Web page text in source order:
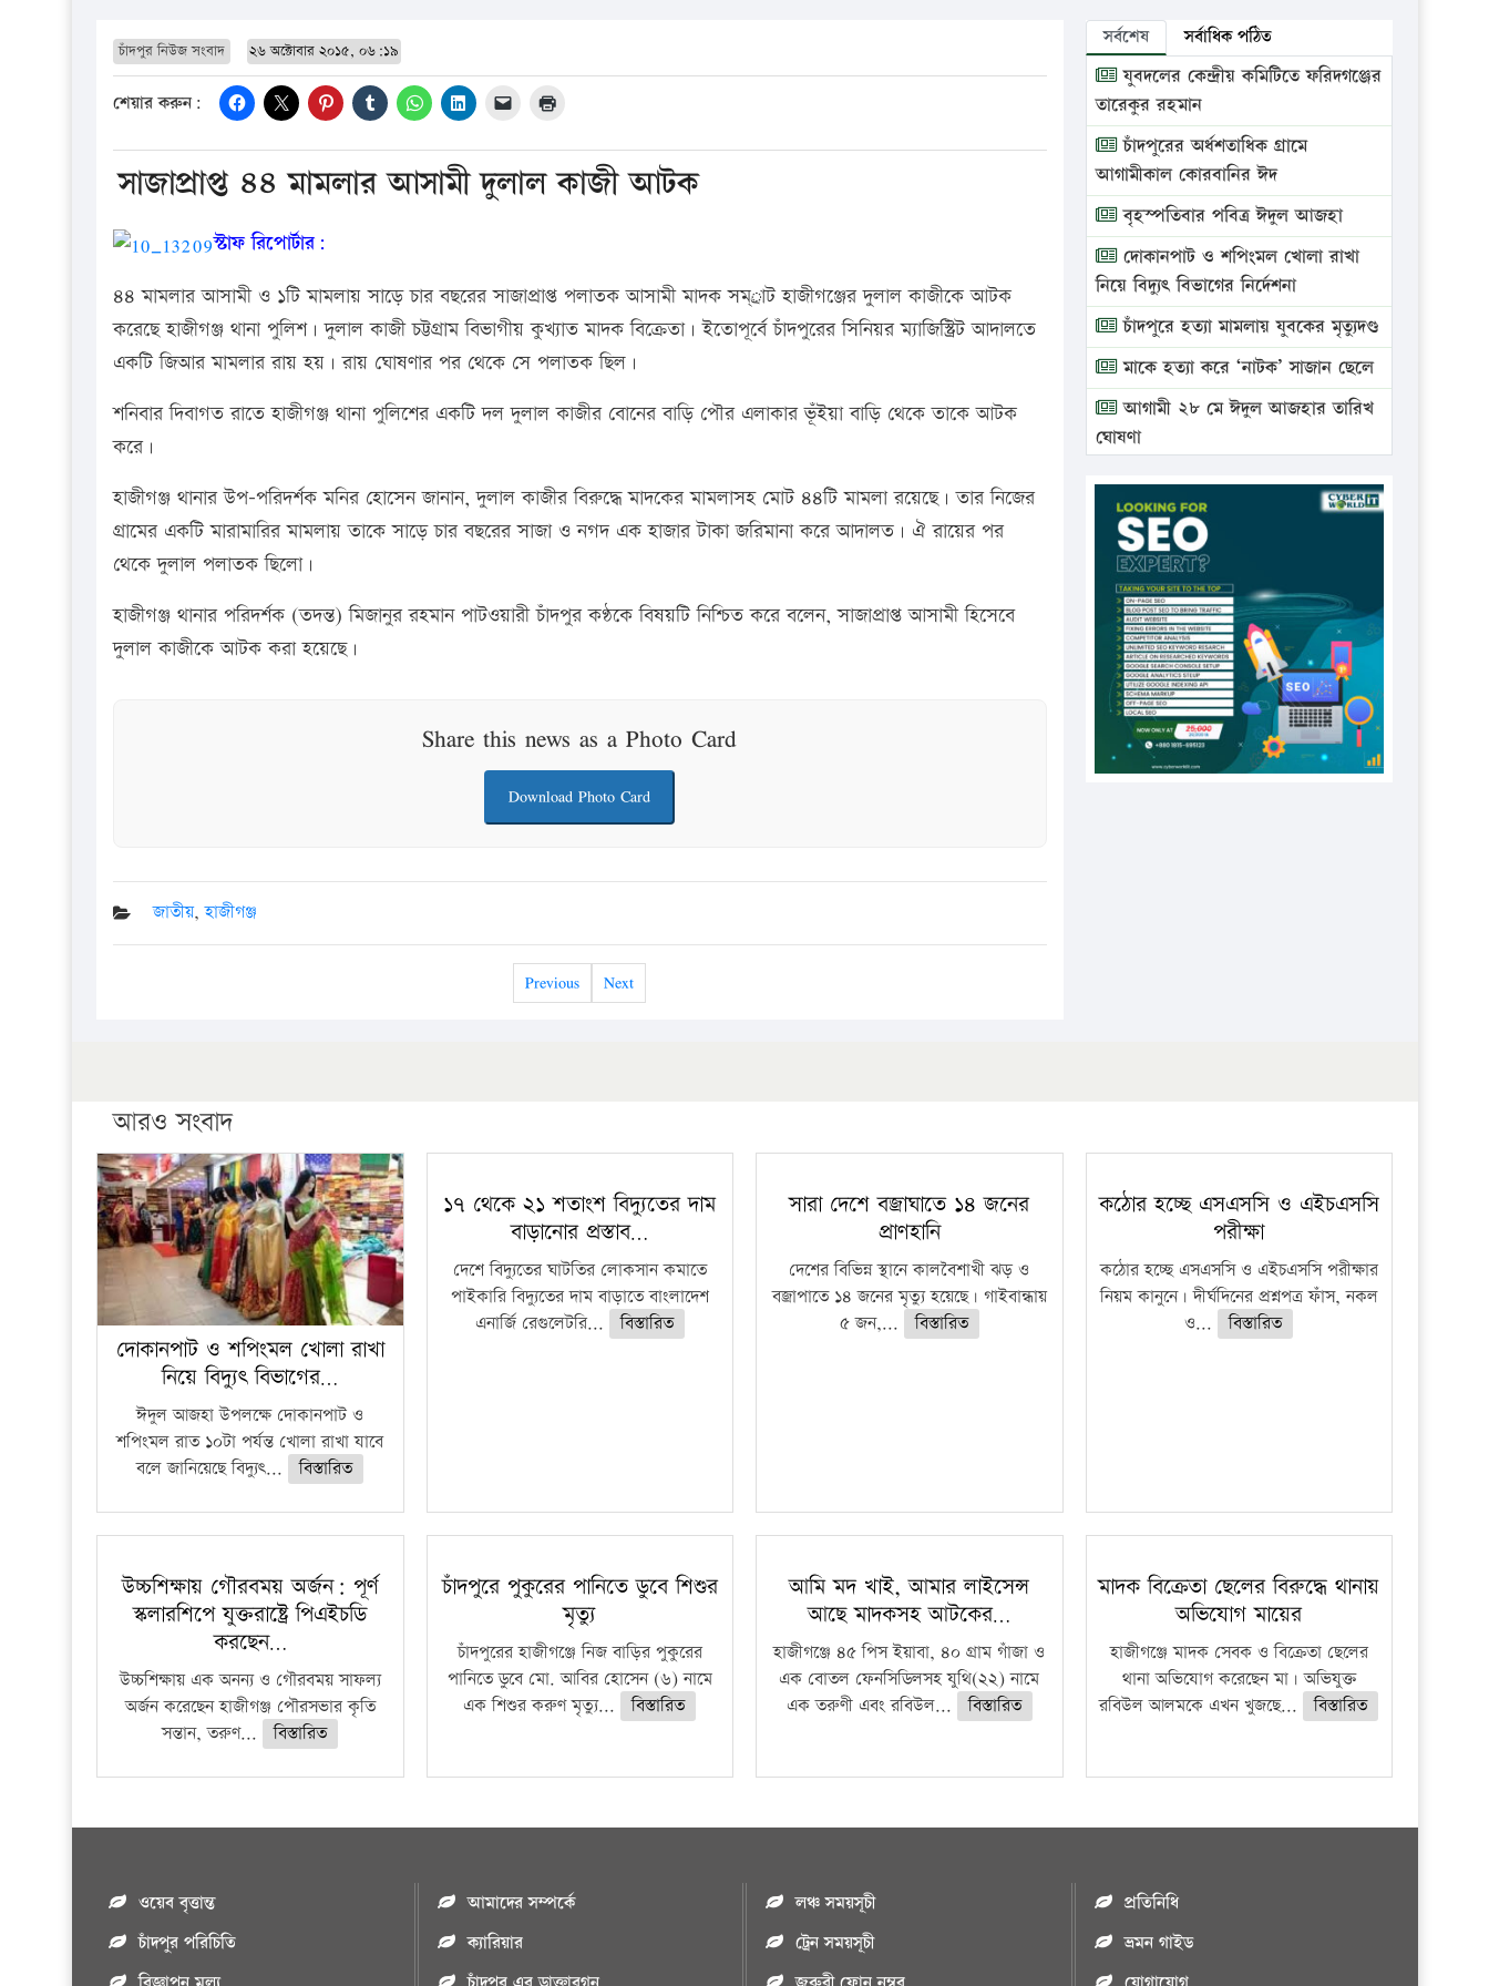
চাঁদপুর নিউজ সংবাদ ২৬ অক্টোবার ২০১৫, ০৬:১৯
শেয়ার করুন:
সাজাপ্রাপ্ত ৪৪ মামলার আসামী দুলাল কাজী আটক
স্টাফ রিপোর্টার:
৪৪ মামলার আসামী ও ১টি মামলায় সাড়ে চার বছরের সাজাপ্রাপ্ত পলাতক আসামী মাদক সম্্রাট হাজীগঞ্জের দুলাল কাজীকে আটক
করেছে হাজীগঞ্জ থানা পুলিশ। দুলাল কাজী চট্টগ্রাম বিভাগীয় কুখ্যাত মাদক বিক্রেতা। ইতোপূর্বে চাঁদপুরের সিনিয়র ম্যাজিস্ট্রিট আদালতে
একটি জিআর মামলার রায় হয়। রায় ঘোষণার পর থেকে সে পলাতক ছিল।
শনিবার দিবাগত রাতে হাজীগঞ্জ থানা পুলিশের একটি দল দুলাল কাজীর বোনের বাড়ি পৌর এলাকার ভূঁইয়া বাড়ি থেকে তাকে আটক
করে।
হাজীগঞ্জ থানার উপ-পরিদর্শক মনির হোসেন জানান, দুলাল কাজীর বিরুদ্ধে মাদকের মামলাসহ মোট ৪৪টি মামলা রয়েছে। তার নিজের
গ্রামের একটি মারামারির মামলায় তাকে সাড়ে চার বছরের সাজা ও নগদ এক হাজার টাকা জরিমানা করে আদালত। ঐ রায়ের পর
থেকে দুলাল পলাতক ছিলো।
হাজীগঞ্জ থানার পরিদর্শক (তদন্ত) মিজানুর রহমান পাটওয়ারী চাঁদপুর কণ্ঠকে বিষয়টি নিশ্চিত করে বলেন, সাজাপ্রাপ্ত আসামী হিসেবে
দুলাল কাজীকে আটক করা হয়েছে।
Share this news as a Photo Card
Download Photo Card
জাতীয়,হাজীগঞ্জ
Previous Next
সর্বশেষ সর্বাধিক পঠিত
যুবদলের কেন্দ্রীয় কমিটিতে ফরিদগঞ্জের
তারেকুর রহমান
চাঁদপুরের অর্ধশতাধিক গ্রামে
আগামীকাল কোরবানির ঈদ
বৃহস্পতিবার পবিত্র ঈদুল আজহা
দোকানপাট ও শপিংমল খোলা রাখা
নিয়ে বিদ্যুৎ বিভাগের নির্দেশনা
চাঁদপুরে হত্যা মামলায় যুবকের মৃত্যুদণ্ড
মাকে হত্যা করে ‘নাটক’ সাজান ছেলে
আগামী ২৮ মে ঈদুল আজহার তারিখ
ঘোষণা
ভ্রাম্যমাণ আদালতে দুইটি প্রতিষ্ঠানকে
প্রতিষ্ঠানকে ৪০হাজার টাকা জরিমানা।
এবার লঞ্চের ভাড়া বাড়ল
১৭ থেকে ২১ শতাংশ বিদ্যুতের দাম
বাড়ানোর প্রস্তাব পিডিবির
১৬ মে চাঁদপুর ও ২৫ মে ফেনী সফরে
যাবেন প্রধানমন্ত্রী
উচ্চশিক্ষায় গৌরবময় অর্জন: পূর্ণ
স্কলারশিপে যুক্তরাষ্ট্রে পিএইচডি করছেন
আরও সংবাদ
দোকানপাট ও শপিংমল খোলা রাখা
নিয়ে বিদ্যুৎ বিভাগের…
ঈদুল আজহা উপলক্ষে দোকানপাট ও
শপিংমল রাত ১০টা পর্যন্ত খোলা রাখা যাবে
বলে জানিয়েছে বিদ্যুৎ...
বিস্তারিত
১৭ থেকে ২১ শতাংশ বিদ্যুতের দাম
বাড়ানোর প্রস্তাব…
দেশে বিদ্যুতের ঘাটতির লোকসান কমাতে
পাইকারি বিদ্যুতের দাম বাড়াতে বাংলাদেশ
এনার্জি রেগুলেটরি...
বিস্তারিত
সারা দেশে বজ্রাঘাতে ১৪ জনের
প্রাণহানি
দেশের বিভিন্ন স্থানে কালবৈশাখী ঝড় ও
বজ্রাপাতে ১৪ জনের মৃত্যু হয়েছে। গাইবান্ধায়
৫ জন,...
বিস্তারিত
কঠোর হচ্ছে এসএসসি ও এইচএসসি
পরীক্ষা
কঠোর হচ্ছে এসএসসি ও এইচএসসি পরীক্ষার
নিয়ম কানুনে। দীর্ঘদিনের প্রশ্নপত্র ফাঁস, নকল
ও...
বিস্তারিত
উচ্চশিক্ষায় গৌরবময় অর্জন: পূর্ণ
স্কলারশিপে যুক্তরাষ্ট্রে পিএইচডি
করছেন…
উচ্চশিক্ষায় এক অনন্য ও গৌরবময় সাফল্য
অর্জন করেছেন হাজীগঞ্জ পৌরসভার কৃতি
সন্তান, তরুণ...
বিস্তারিত
চাঁদপুরে পুকুরের পানিতে ডুবে শিশুর
মৃত্যু
চাঁদপুরের হাজীগঞ্জে নিজ বাড়ির পুকুরের
পানিতে ডুবে মো. আবির হোসেন (৬) নামে
এক শিশুর করুণ মৃত্যু...
বিস্তারিত
আমি মদ খাই, আমার লাইসেন্স
আছে মাদকসহ আটকের…
হাজীগঞ্জে ৪৫ পিস ইয়াবা, ৪০ গ্রাম গাঁজা ও
এক বোতল ফেনসিডিলসহ যুথি(২২) নামে
এক তরুণী এবং রবিউল...
বিস্তারিত
মাদক বিক্রেতা ছেলের বিরুদ্ধে থানায়
অভিযোগ মায়ের
হাজীগঞ্জে মাদক সেবক ও বিক্রেতা ছেলের
থানা অভিযোগ করেছেন মা। অভিযুক্ত
রবিউল আলমকে এখন খুজছে...
বিস্তারিত
ওয়েব বৃত্তান্ত
চাঁদপুর পরিচিতি
আমাদের সম্পর্কে
ক্যারিয়ার
লঞ্চ সময়সূচী
ট্রেন সময়সূচী
প্রতিনিধি
ভ্রমন গাইড